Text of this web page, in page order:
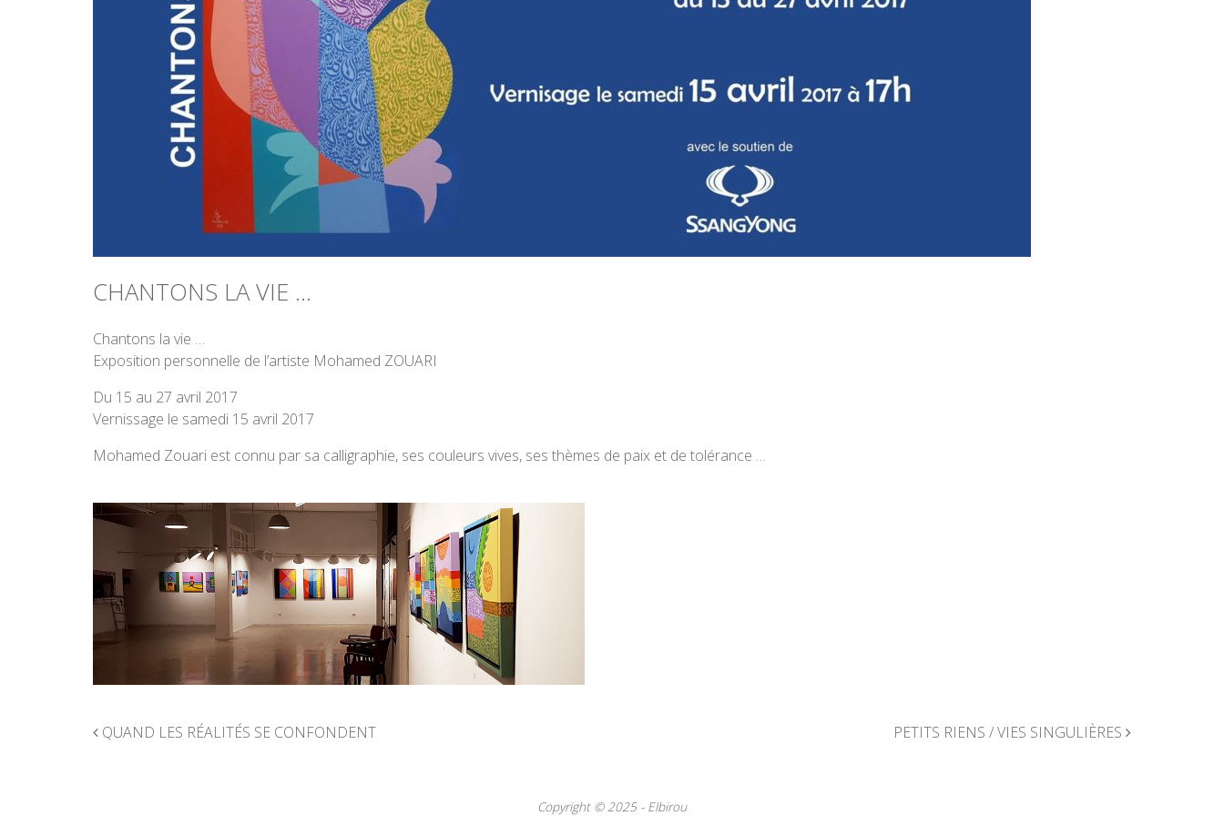
CHANTONS LA VIE …
Chantons la vie …
Exposition personnelle de l’artiste Mohamed ZOUARI
Du 15 au 27 avril 2017
Vernissage le samedi 15 avril 2017
Mohamed Zouari est connu par sa calligraphie, ses couleurs vives, ses thèmes de paix et de tolérance …
NAVIGATION
QUAND LES RÉALITÉS SE CONFONDENT PETITS RIENS / VIES SINGULIÈRES
Copyright © 2025 - Elbirou